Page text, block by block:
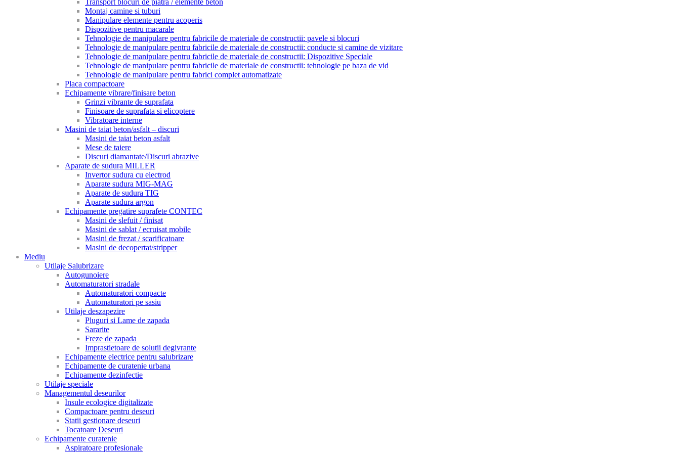
Transport blocuri de piatra / elemente beton
Montaj camine si tuburi
Manipulare elemente pentru acoperis
Dispozitive pentru macarale
Tehnologie de manipulare pentru fabricile de materiale de constructii: pavele si blocuri
Tehnologie de manipulare pentru fabricile de materiale de constructii: conducte si camine de vizitare
Tehnologie de manipulare pentru fabricile de materiale de constructii: Dispozitive Speciale
Tehnologie de manipulare pentru fabricile de materiale de constructii: tehnologie pe baza de vid
Tehnologie de manipulare pentru fabrici complet automatizate
Placa compactoare
Echipamente vibrare/finisare beton
Grinzi vibrante de suprafata
Finisoare de suprafata si elicoptere
Vibratoare interne
Masini de taiat beton/asfalt – discuri
Masini de taiat beton asfalt
Mese de taiere
Discuri diamantate/Discuri abrazive
Aparate de sudura MILLER
Invertor sudura cu electrod
Aparate sudura MIG-MAG
Aparate de sudura TIG
Aparate sudura argon
Echipamente pregatire suprafete CONTEC
Masini de slefuit / finisat
Masini de sablat / ecruisat mobile
Masini de frezat / scarificatoare
Masini de decopertat/stripper
Mediu
Utilaje Salubrizare
Autogunoiere
Automaturatori stradale
Automaturatori compacte
Automaturatori pe sasiu
Utilaje deszapezire
Pluguri si Lame de zapada
Sararite
Freze de zapada
Imprastietoare de solutii degivrante
Echipamente electrice pentru salubrizare
Echipamente de curatenie urbana
Echipamente dezinfectie
Utilaje speciale
Managementul deseurilor
Insule ecologice digitalizate
Compactoare pentru deseuri
Statii gestionare deseuri
Tocatoare Deseuri
Echipamente curatenie
Aspiratoare profesionale